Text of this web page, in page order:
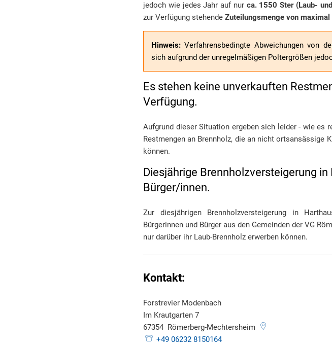
jedoch wie jedes Jahr auf nur ca. 1550 Ster (Laub-
zur Verfügung stehende Zuteilungsmenge von maximal
Hinweis: Verfahrensbedingte Abweichungen von
sich aufgrund der unregelmäßigen Poltergrößen
Es stehen keine unverkauften
Verfügung.
Aufgrund dieser Situation ergeben sich leider - wie es
Restmengen an Brennholz, die an nicht ortsansässige
können.
Diesjährige Brennholzversteigerung
Bürger/innen.
Zur diesjährigen Brennholzversteigerung in
Bürgerinnen und Bürger aus den Gemeinden der VG
nur darüber ihr Laub-Brennholz erwerben können.
Kontakt:
Forstrevier Modenbach
Im Krautgarten 7
67354 Römerberg-Mechtersheim
+49 06232 8150164